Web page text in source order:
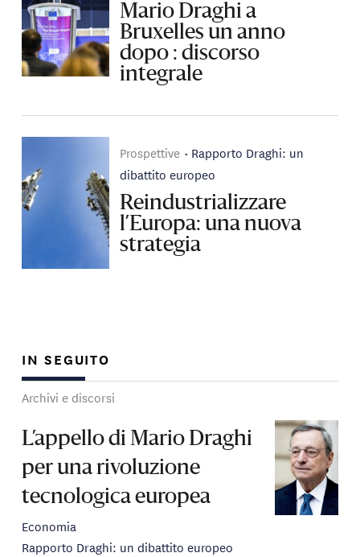
Mario Draghi a
Bruxelles un anno
dopo : discorso
integrale
Prospettive
Rapporto Draghi: un
dibattito europeo
Reindustrializzare
l’Europa: una nuova
strategia
IN SEGUITO
Archivi e discorsi
L’appello di Mario Draghi
per una rivoluzione
tecnologica europea
Economia
Rapporto Draghi: un dibattito europeo